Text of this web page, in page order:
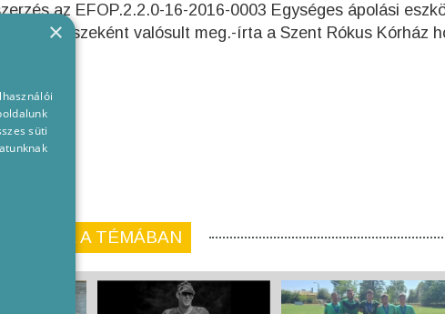
az EFOP.2.2.0-16-2016-0003 Egységes ápolási
projekt részeként valósult meg.-írta a Szent Rókus Kórház
A TÉMÁBAN
×
süti